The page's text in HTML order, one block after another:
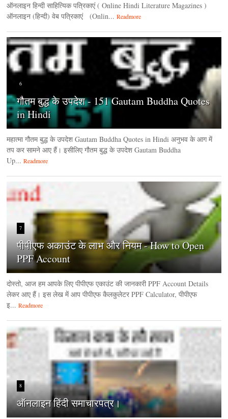
ऑनलाइन हिन्‍दी साहित्यिक पत्रिकाएं ( Online Hindi Literature Magazines )
ऑनलाइन (हिन्‍दी) वेब पत्रिकाएं (Onlin... Readmore
6
गौतम बुद्ध के उपदेश - 151 Gautam Buddha Quotes
in Hindi
महात्मा गौतम बुद्ध के उपदेश Gautam Buddha Quotes in Hindi अनुभव के आग में
तप कर सामने आए हैं। इसीलिए गौतम बुद्ध के उपदेश Gautam Buddha
Up... Readmore
7
पीपीएफ अकाउंट के लाभ और नियम - How to Open
PPF Account
दोस्तो, आज हम आपके लिए पीपीएफ एकाउंट की जानकारी PPF Account Details
लेकर आए हैं। इस लेख में आप पीपीएफ कैलकुलेटर PPF Calculator, पीपीएफ
इ... Readmore
8
ऑनलाइन हिंदी समाचारपत्र।